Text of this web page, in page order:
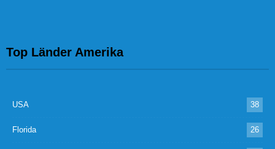
Top Länder Amerika
USA 38
Florida 26